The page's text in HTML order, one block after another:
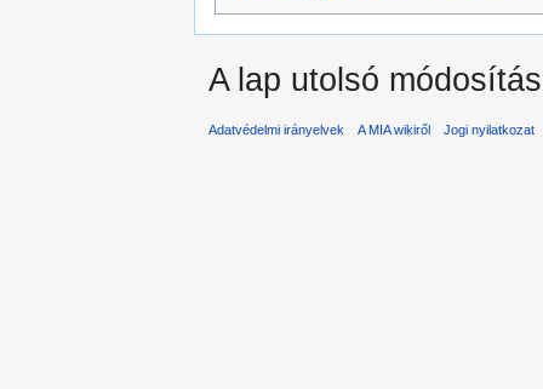
A lap utolsó
Adatvédelmi irányelvek A MIA wikiről Jogi nyilatkozat